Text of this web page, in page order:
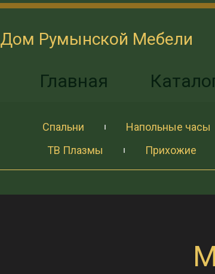
Главная
Дом Румынской Мебели
Спальни Напольные часы
ТВ Плазмы
Прихожие